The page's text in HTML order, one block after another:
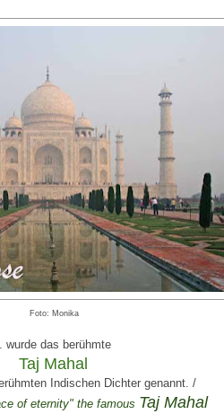
Foto: Monika
wurde das berühmte
Taj Mahal
Indischen Dichter genannt. /
of eternity" the famous Taj Mahal